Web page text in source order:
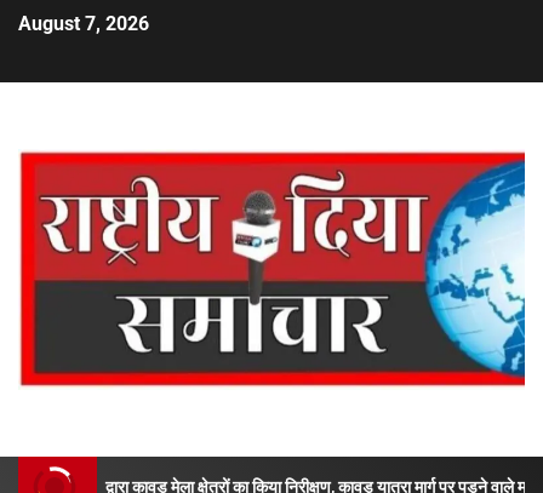
August 7, 2026
कावड़ मेला क्षेत्रों का किया निरीक्षण, कावड़ यात्रा मार्ग पर पड़ने वाले महत्वपूर्ण